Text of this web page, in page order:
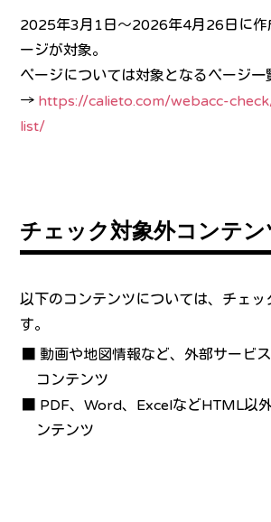
2025年3月1日～2026年4月26日に作
ージが対象。
ページについては対象となるページ一
→ https://calieto.com/webacc-
list/
チェック対象外コンテン
以下のコンテンツについては、チェッ
す。
■ 動画や地図情報など、外部サービ
コンテンツ
■ PDF、Word、ExcelなどHTML以
ンテンツ